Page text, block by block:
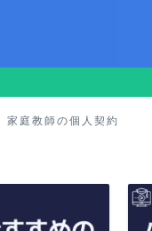
家庭教師の個人契約